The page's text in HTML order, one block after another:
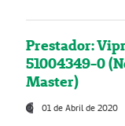
Prestador:
51004349-0
Master)
01 de Abril de 2020